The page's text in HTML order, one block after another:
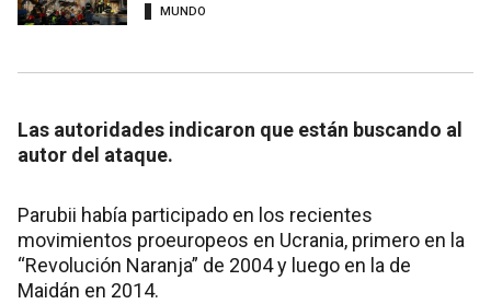
MUNDO
Las autoridades indicaron que están buscando al
autor del ataque.
Parubii había participado en los recientes
movimientos proeuropeos en Ucrania, primero en la
“Revolución Naranja” de 2004 y luego en la de
Maidán en 2014.